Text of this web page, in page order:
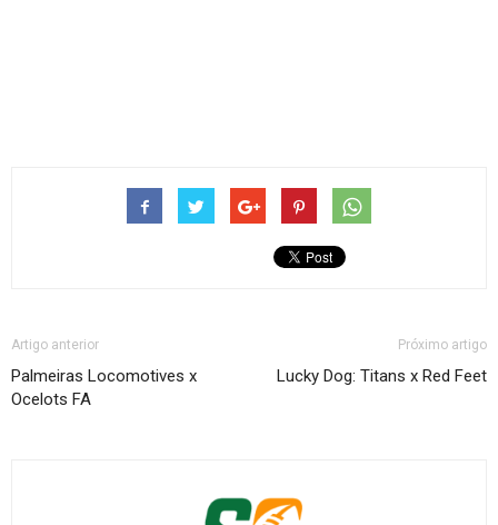
Artigo anterior
Palmeiras Locomotives x
Ocelots FA
Próximo artigo
Lucky Dog: Titans x Red Feet